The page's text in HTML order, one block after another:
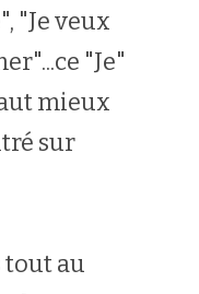
"Je veux
"Je"
mieux
sur
tout au